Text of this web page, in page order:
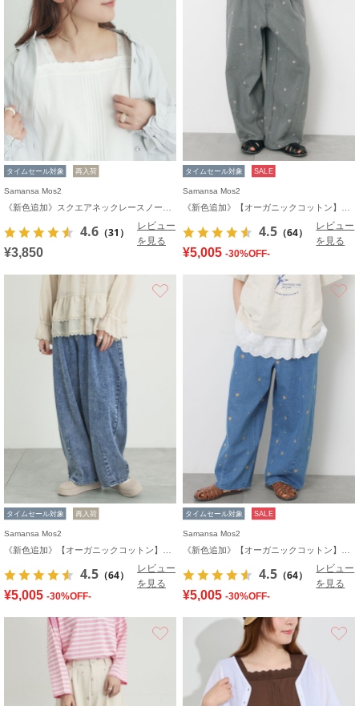
タイムセール対象 再入荷
Samansa Mos2
4.6 （31）
レビュー
を見る
¥3,850
タイムセール対象 SALE
Samansa Mos2
4.5 （64）
レビュー
を見る
¥5,005 -30%OFF-
タイムセール対象 再入荷
Samansa Mos2
4.5 （64）
レビュー
を見る
¥5,005 -30%OFF-
タイムセール対象 SALE
Samansa Mos2
4.5 （64）
レビュー
を見る
¥5,005 -30%OFF-
お気に入り